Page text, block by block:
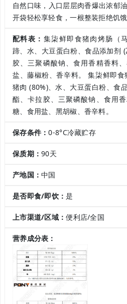
自然口味，入口层层肉香爆出浓郁
开袋轻松享轻食，一根整装拒绝饥饿
配料表： 集柒鲜即食猪肉烤肠（
蹄、水、大豆蛋白粉、食品添加剂
胶、三聚磷酸钠、食用香精香料
盐、藤椒粉、香辛料。 集柒鲜即食
猪肉 (80%)、水、大豆蛋白粉、食
酯、卡拉胶、三聚磷酸钠、食用
糖、食用盐、黑胡椒、香辛料。
保存条件：0-8°C冷藏贮存
保质期：90天
产地国：中国
是否即食/即饮：是
上市渠道/区域：便利店/全国
营养成分表：